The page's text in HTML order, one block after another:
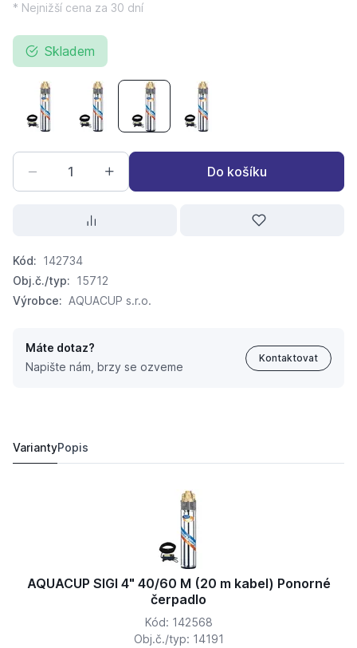
* Nejnižší cena za 30 dní
Skladem
AQUACUP SIGI 4" 40/60 M (20 m kabel) Ponorné čerpadlo
AQUACUP SIGI 4" 40/60 M (30 m kabel)
AQUACUP SIGI 4" 40/100 M (20m
AQUACUP SIGI 4" 40/100
Do košíku
Kód: 142734
Obj.č./typ: 15712
Výrobce: AQUACUP s.r.o.
Máte dotaz?
Napište nám, brzy se ozveme
Kontaktovat
VariantyPopis
AQUACUP SIGI 4" 40/60 M (20 m kabel) Ponorné
čerpadlo
Kód: 142568
Obj.č./typ: 14191